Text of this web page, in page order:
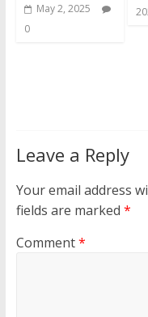
May 2, 2025
0
Leave a Reply
Your email address
fields are marked *
Comment*